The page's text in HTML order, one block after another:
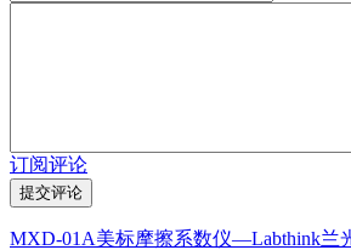
订阅评论
MXD-01A美标摩擦系数仪—Labthink兰